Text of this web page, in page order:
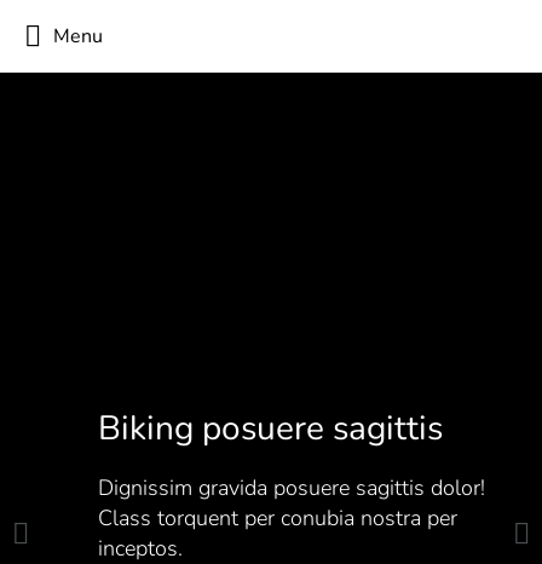
Menu
Biking posuere sagittis
Dignissim gravida posuere sagittis dolor!
Class torquent per conubia nostra per
inceptos.